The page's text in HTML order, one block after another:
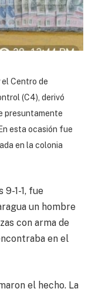
Centro de
(C4), derivó
presuntamente
esta ocasión fue
en la colonia
1-1, fue
un hombre
con arma de
en el
el hecho. La